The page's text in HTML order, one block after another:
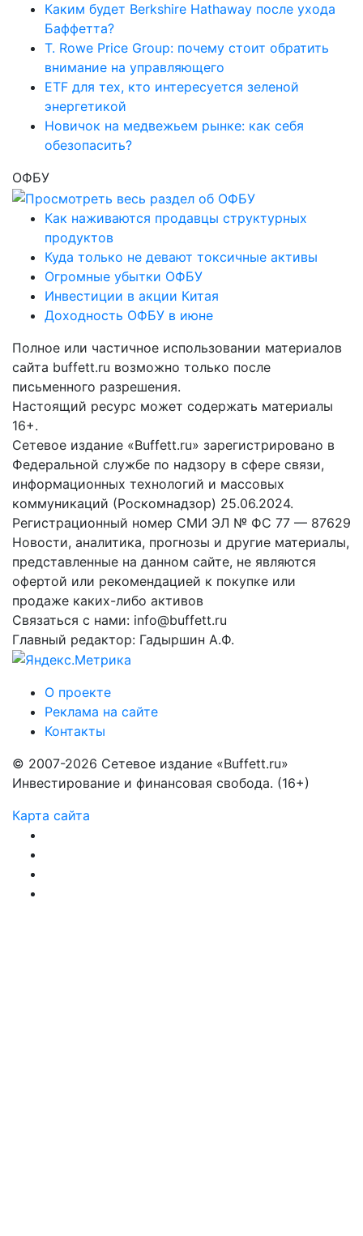
Каким будет Berkshire Hathaway после ухода
Баффетта?
T. Rowe Price Group: почему стоит обратить
внимание на управляющего
ETF для тех, кто интересуется зеленой
энергетикой
Новичок на медвежьем рынке: как себя
обезопасить?
ОФБУ
Как наживаются продавцы структурных
продуктов
Куда только не девают токсичные активы
Огромные убытки ОФБУ
Инвестиции в акции Китая
Доходность ОФБУ в июне
Полное или частичное использовании материалов
сайта buffett.ru возможно только после
письменного разрешения.
Настоящий ресурс может содержать материалы
16+.
Сетевое издание «Buffett.ru» зарегистрировано в
Федеральной службе по надзору в сфере связи,
информационных технологий и массовых
коммуникаций (Роскомнадзор) 25.06.2024.
Регистрационный номер СМИ ЭЛ № ФС 77 — 87629
Новости, аналитика, прогнозы и другие материалы,
представленные на данном сайте, не являются
офертой или рекомендацией к покупке или
продаже каких-либо активов
Связаться с нами: info@buffett.ru
Главный редактор: Гадыршин А.Ф.
О проекте
Реклама на сайте
Контакты
© 2007-2026 Сетевое издание «Buffett.ru»
Инвестирование и финансовая свобода. (16+)
Карта сайта